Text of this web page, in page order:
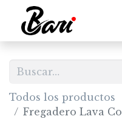
Todos los productos
Fregadero Lava